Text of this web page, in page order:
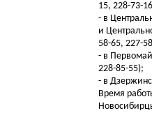
15, 228-73-
- в
и
58-65, 227-
- в
228-85-55);
- в
Время